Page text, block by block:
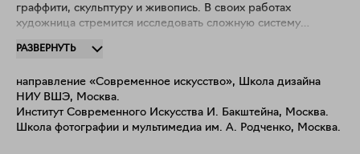
граффити, скульптуру и живопись. В своих работах
художница стремится исследовать сложную систему
уникальными характеристиками. Ее внимание к деталям
городском пейзаже.
РАЗВЕРНУТЬ
направление «Современное искусство», Школа дизайна
НИУ ВШЭ, Москва.
Институт Современного Искусства И. Бакштейна, Москва.
Школа фотографии и мультимедиа им. А. Родченко, Москва.